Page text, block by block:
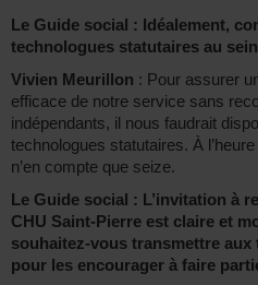
Le Guide social : Idéalement,
technologues statutaires au
Vivien Meurillon : Pour assurer
efficace de notre service sans
indépendants, il nous faudrait
technologues statutaires. À
n’en compte que seize.
Le Guide social : L’invitation à
CHU Saint-Pierre est claire et
souhaitez-vous transmettre
pour les encourager à faire